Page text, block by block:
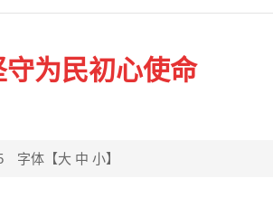
守为民初心使命
字体【大 中 小】